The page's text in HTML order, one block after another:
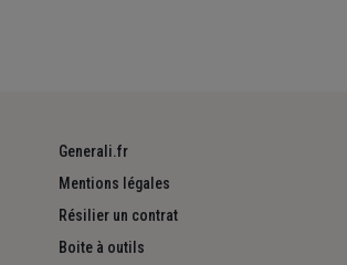
Generali.fr
Mentions légales
Résilier un contrat
Boite à outils